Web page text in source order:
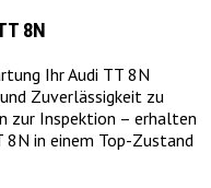
8N
Ihr Audi TT 8N
Zuverlässigkeit zu
zur Inspektion – erhalten
in einem Top-Zustand